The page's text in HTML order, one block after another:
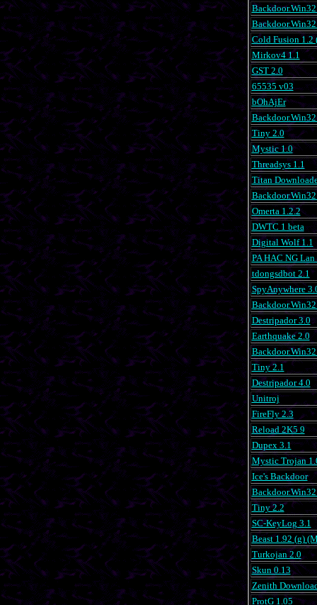
Cold Fusion 1.2
Mirkov4 1.1
GST 2.0
65535 v03
bOhAjEr
Tiny 2.0
Mystic 1.0
Threadsys 1.1
Titan
Omerta 1.2.2
DWTC 1 beta
Digital Wolf 1.1
PA HAC NG
tdongsdbot 2.1
SpyAnywhere
Destripador 3.0
Earthquake 2.0
Tiny 2.1
Destripador 4.0
Unitroj
FireFly 2.3
Reload 2K5 9
Dupex 3.1
Mystic Trojan
Ice's Backdoor
Tiny 2.2
SC-KeyLog 3.1
Beast 1.92 (g)
Turkojan 2.0
Skun 0.13
Zenith
ProtG 1.05